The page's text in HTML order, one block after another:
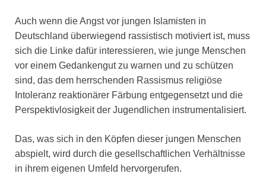
Auch wenn die Angst vor jungen Islamisten in
Deutschland überwiegend rassistisch motiviert ist, muss
sich die Linke dafür interessieren, wie junge Menschen
vor einem Gedankengut zu warnen und zu schützen
sind, das dem herrschenden Rassismus religiöse
Intoleranz reaktionärer Färbung entgegensetzt und die
Perspektivlosigkeit der Jugendlichen instrumentalisiert.
Das, was sich in den Köpfen dieser jungen Menschen
abspielt, wird durch die gesellschaftlichen Verhältnisse
in ihrem eigenen Umfeld hervorgerufen.